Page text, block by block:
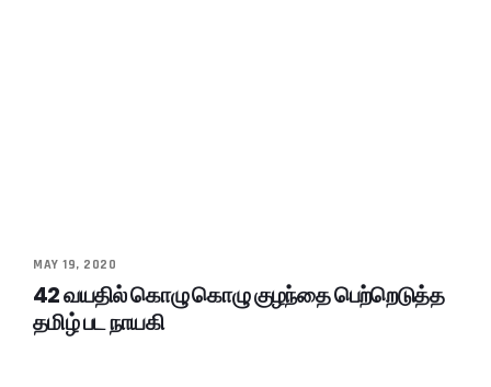
MAY 19, 2020
42 வயதில் கொழு கொழு குழந்தை பெற்றெடுத்த
தமிழ் பட நாயகி